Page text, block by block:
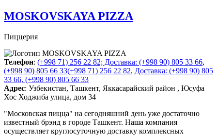
MOSKOVSKAYA PIZZA
Пиццерия
Телефон: (+998 71) 256 22 82; Доставка: (+998 90) 805 33 66,
(+998 90) 805 66 33(+998 71) 256 22 82, Доставка: (+998 90) 805
33 66, (+998 90) 805 66 33
Адрес: Узбекистан, Ташкент, Яккасарайский район , Юсуфа
Хос Ходжиба улица, дом 34
"Московская пицца" на сегодняшний день уже достаточно
известный брэнд в городе Ташкент. Наша компания
осуществляет круглосуточную доставку комплексных